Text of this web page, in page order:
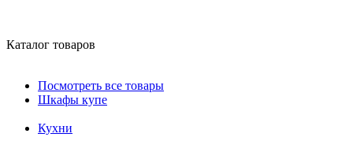
Каталог товаров
Посмотреть все товары
Шкафы купе
Кухни